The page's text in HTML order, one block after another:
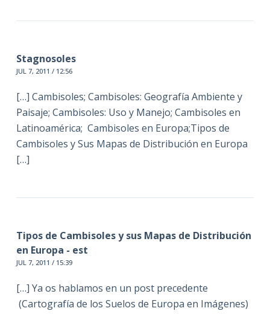
Stagnosoles
JUL 7, 2011 / 12:56
[…] Cambisoles; Cambisoles: Geografía Ambiente y
Paisaje; Cambisoles: Uso y Manejo; Cambisoles en
Latinoamérica; Cambisoles en Europa;Tipos de
Cambisoles y Sus Mapas de Distribución en Europa
[…]
Tipos de Cambisoles y sus Mapas de Distribución
en Europa - est
JUL 7, 2011 / 15:39
[…] Ya os hablamos en un post precedente
(Cartografía de los Suelos de Europa en Imágenes)